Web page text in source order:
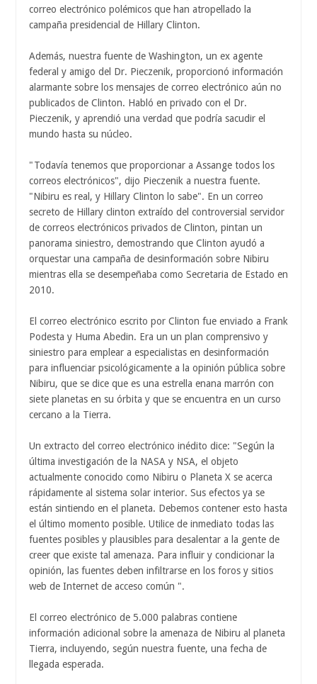
correo electrónico polémicos que han atropellado la
campaña presidencial de Hillary Clinton.
Además, nuestra fuente de Washington, un ex agente
federal y amigo del Dr. Pieczenik, proporcionó información
alarmante sobre los mensajes de correo electrónico aún no
publicados de Clinton. Habló en privado con el Dr.
Pieczenik, y aprendió una verdad que podría sacudir el
mundo hasta su núcleo.
"Todavía tenemos que proporcionar a Assange todos los
correos electrónicos", dijo Pieczenik a nuestra fuente.
"Nibiru es real, y Hillary Clinton lo sabe". En un correo
secreto de Hillary clinton extraído del controversial servidor
de correos electrónicos privados de Clinton, pintan un
panorama siniestro, demostrando que Clinton ayudó a
orquestar una campaña de desinformación sobre Nibiru
mientras ella se desempeñaba como Secretaria de Estado en
2010.
El correo electrónico escrito por Clinton fue enviado a Frank
Podesta y Huma Abedin. Era un un plan comprensivo y
siniestro para emplear a especialistas en desinformación
para influenciar psicológicamente a la opinión pública sobre
Nibiru, que se dice que es una estrella enana marrón con
siete planetas en su órbita y que se encuentra en un curso
cercano a la Tierra.
Un extracto del correo electrónico inédito dice: "Según la
última investigación de la NASA y NSA, el objeto
actualmente conocido como Nibiru o Planeta X se acerca
rápidamente al sistema solar interior. Sus efectos ya se
están sintiendo en el planeta. Debemos contener esto hasta
el último momento posible. Utilice de inmediato todas las
fuentes posibles y plausibles para desalentar a la gente de
creer que existe tal amenaza. Para influir y condicionar la
opinión, las fuentes deben infiltrarse en los foros y sitios
web de Internet de acceso común ".
El correo electrónico de 5.000 palabras contiene
información adicional sobre la amenaza de Nibiru al planeta
Tierra, incluyendo, según nuestra fuente, una fecha de
llegada esperada.